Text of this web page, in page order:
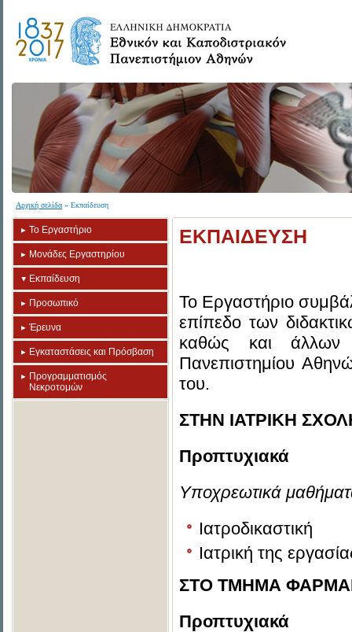
Αρχική σελίδα » Εκπαίδευση
Το Εργαστήριο
Μονάδες Εργαστηρίου
Εκπαίδευση
Προσωπικό
Έρευνα
Εγκαταστάσεις και Πρόσβαση
Προγραμματισμός
Νεκροτομών
ΕΚΠΑΙΔΕΥΣΗ
Το Εργαστήριο
επίπεδο των
καθώς και άλλων
Πανεπιστημίου
του.
ΣΤΗΝ ΙΑΤΡΙΚΗ
Προπτυχιακά
Υποχρεωτικά
Ιατροδικαστική
Ιατρική της
ΣΤΟ ΤΜΗΜΑ
Προπτυχιακά